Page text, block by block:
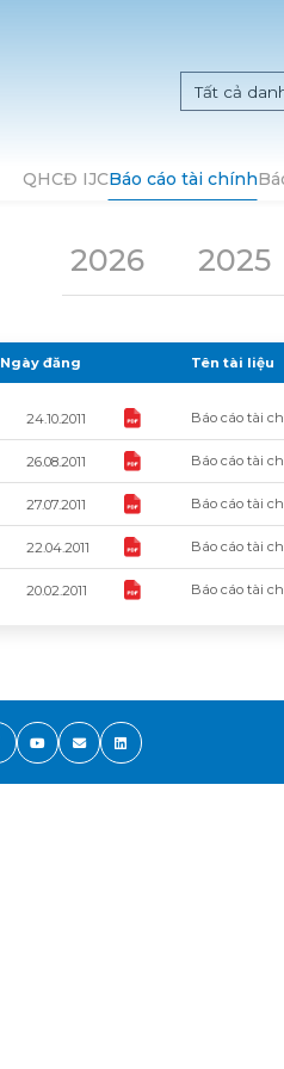
QHCĐ IJCBáo cáo tài chính
2026 2025
Ngày đăng Tên tài liệu
24.10.2011 Báo cáo tài
26.08.2011 Báo cáo tài
27.07.2011 Báo cáo tài
22.04.2011 Báo cáo tài
20.02.2011 Báo cáo tài